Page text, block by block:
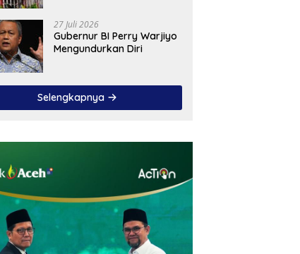
27 Juli 2026
Gubernur BI Perry Warjiyo
Mengundurkan Diri
Selengkapnya